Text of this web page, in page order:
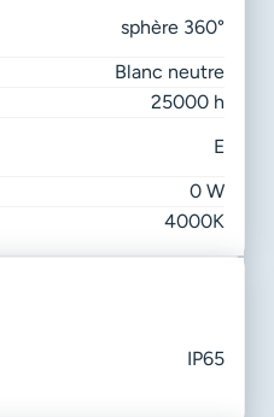
sphère 360°
Blanc neutre
25000 h
E
0 W
4000K
IP65